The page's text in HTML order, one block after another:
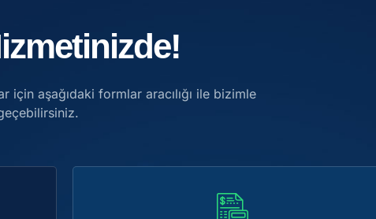
aşağıdaki formlar aracılığı ile bizimle